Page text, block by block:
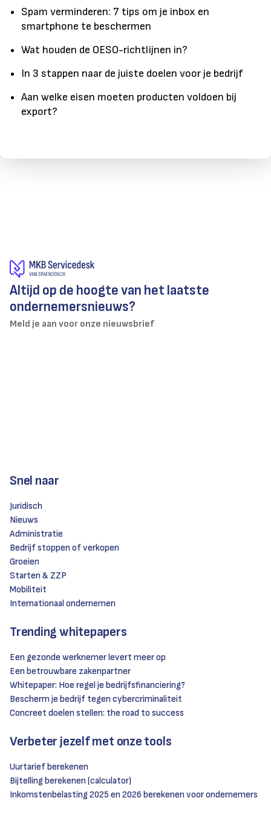
Spam verminderen: 7 tips om je inbox en
smartphone te beschermen
Wat houden de OESO-richtlijnen in?
In 3 stappen naar de juiste doelen voor je bedrijf
Aan welke eisen moeten producten voldoen bij
export?
Altijd op de hoogte van het laatste
ondernemersnieuws?
Meld je aan voor onze nieuwsbrief
Snel naar
Juridisch
Nieuws
Administratie
Bedrijf stoppen of verkopen
Groeien
Starten & ZZP
Mobiliteit
Internationaal ondernemen
Trending whitepapers
Een gezonde werknemer levert meer op
Een betrouwbare zakenpartner
Whitepaper: Hoe regel je bedrijfsfinanciering?
Bescherm je bedrijf tegen cybercriminaliteit
Concreet doelen stellen: the road to success
Verbeter jezelf met onze tools
Uurtarief berekenen
Bijtelling berekenen (calculator)
Inkomstenbelasting 2025 en 2026 berekenen voor ondernemers